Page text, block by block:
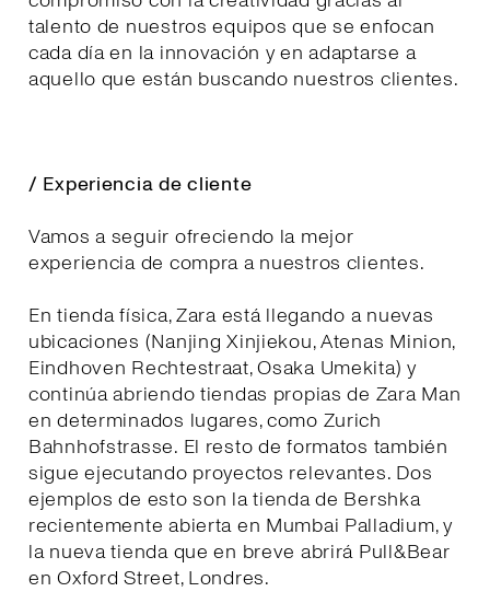
talento de nuestros equipos que se enfocan
cada día en la innovación y en adaptarse a
aquello que están buscando nuestros clientes.
/ Experiencia de cliente
Vamos a seguir ofreciendo la mejor
experiencia de compra a nuestros clientes.
En tienda física, Zara está llegando a nuevas
ubicaciones (Nanjing Xinjiekou, Atenas Minion,
Eindhoven Rechtestraat, Osaka Umekita) y
continúa abriendo tiendas propias de Zara Man
en determinados lugares, como Zurich
Bahnhofstrasse. El resto de formatos también
sigue ejecutando proyectos relevantes. Dos
ejemplos de esto son la tienda de Bershka
recientemente abierta en Mumbai Palladium, y
la nueva tienda que en breve abrirá Pull&Bear
en Oxford Street, Londres.